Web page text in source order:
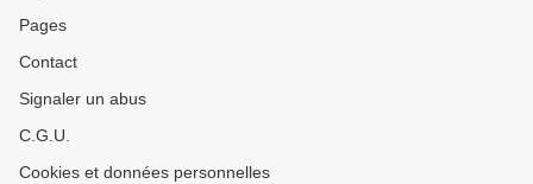
Pages
Contact
Signaler un abus
C.G.U.
Cookies et données personnelles